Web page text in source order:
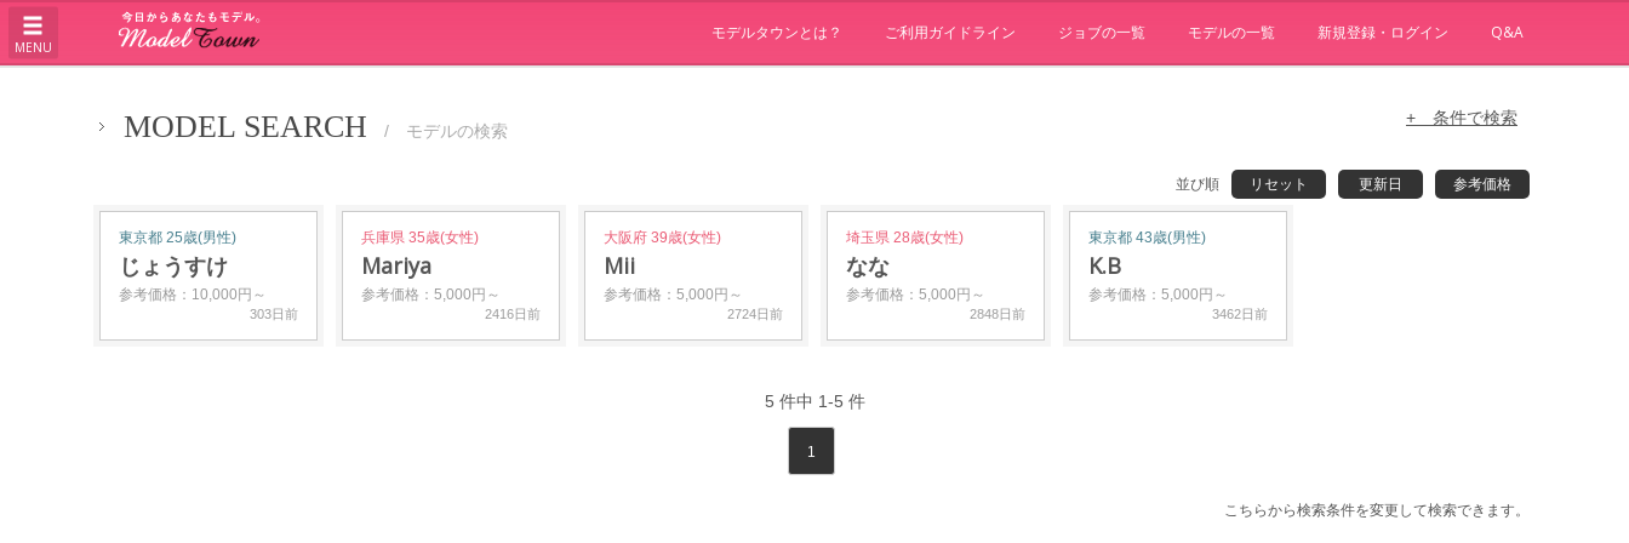
MENU
モデルタウンとは？ ご利用ガイドライン ジョブの一覧 モデルの一覧 新規登録・ログイン Q&A
MODEL SEARCH / モデルの検索
+ 条件で検索
並び順 リセット 更新日 参考価格
東京都 25歳(男性)
じょうすけ
参考価格：10,000円～
303日前
兵庫県 35歳(女性)
Mariya
参考価格：5,000円～
2416日前
大阪府 39歳(女性)
Mii
参考価格：5,000円～
2724日前
埼玉県 28歳(女性)
なな
参考価格：5,000円～
2848日前
東京都 43歳(男性)
K.B
参考価格：5,000円～
3462日前
5 件中 1-5 件
1
こちらから検索条件を変更して検索できます。